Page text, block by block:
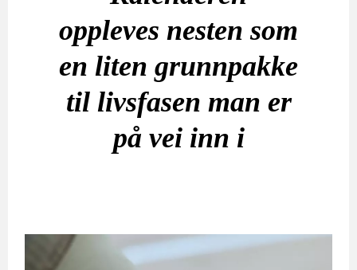
oppleves nesten som
en liten grunnpakke
til livsfasen man er
på vei inn i